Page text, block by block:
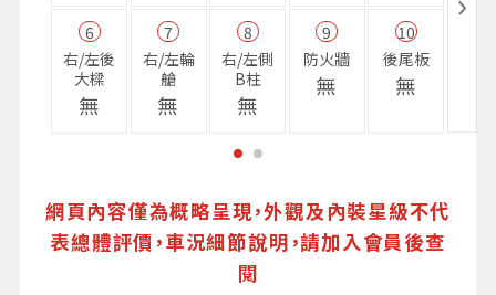
6
右/左後
大樑
無
7
右/左輪
艙
無
8
右/左側
B柱
無
9
防火牆
無
10
後尾板
無
網頁內容僅為概略呈現，外觀及內裝星級不代
表總體評價，車況細節說明，請加入會員後查
閱